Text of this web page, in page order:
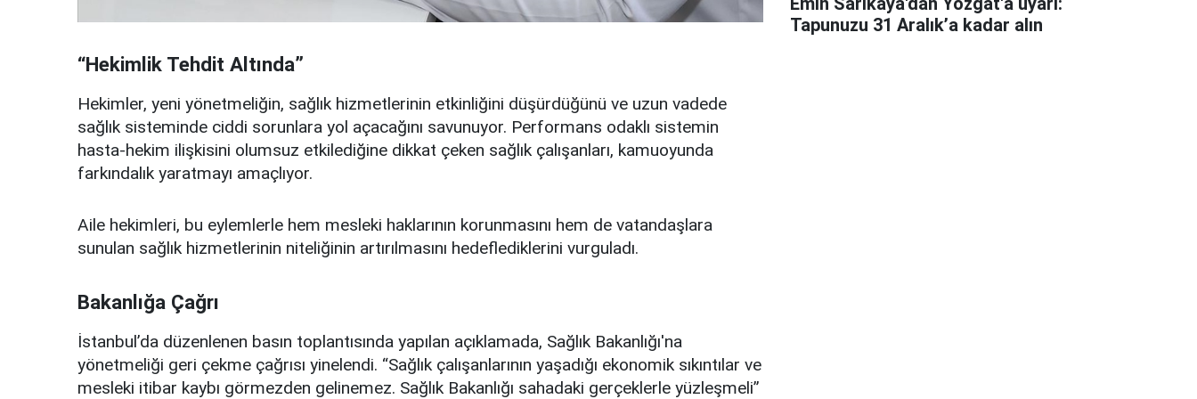
“Hekimlik Tehdit Altında”
Hekimler, yeni yönetmeliğin, sağlık hizmetlerinin etkinliğini düşürdüğünü ve uzun vadede
sağlık sisteminde ciddi sorunlara yol açacağını savunuyor. Performans odaklı sistemin
hasta-hekim ilişkisini olumsuz etkilediğine dikkat çeken sağlık çalışanları, kamuoyunda
farkındalık yaratmayı amaçlıyor.
Aile hekimleri, bu eylemlerle hem mesleki haklarının korunmasını hem de vatandaşlara
sunulan sağlık hizmetlerinin niteliğinin artırılmasını hedeflediklerini vurguladı.
Bakanlığa Çağrı
İstanbul’da düzenlenen basın toplantısında yapılan açıklamada, Sağlık Bakanlığı'na
yönetmeliği geri çekme çağrısı yinelendi. “Sağlık çalışanlarının yaşadığı ekonomik sıkıntılar ve
mesleki itibar kaybı görmezden gelinemez. Sağlık Bakanlığı sahadaki gerçeklerle yüzleşmeli”
Tapunuzu 31 Aralık’a kadar alın